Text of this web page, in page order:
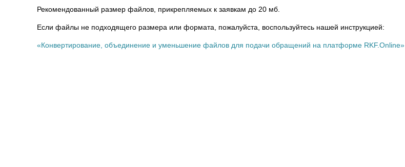
Рекомендованный размер файлов, прикрепляемых к заявкам до 20 мб.
Если файлы не подходящего размера или формата, пожалуйста, воспользуйтесь нашей инструкцией:
«Конвертирование, объединение и уменьшение файлов для подачи обращений на платформе RKF.Online»